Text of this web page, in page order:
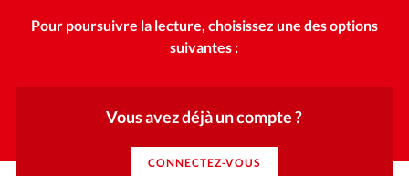
Pour poursuivre la lecture, choisissez une des options
suivantes :
Vous avez déjà un compte ?
CONNECTEZ-VOUS